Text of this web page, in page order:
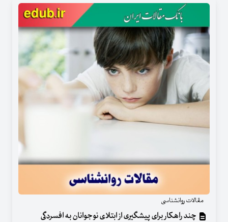
مقالات روانشناسی
چند راهکار برای پیشگیری از ابتلای نوجوانان به افسردگی